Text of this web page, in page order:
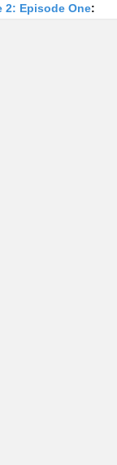
Episode One: